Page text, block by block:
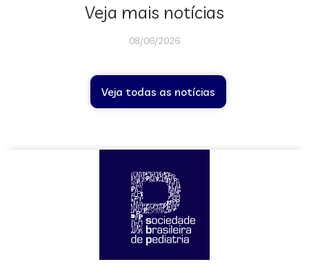
Veja mais notícias
08/06/2026
Veja todas as notícias